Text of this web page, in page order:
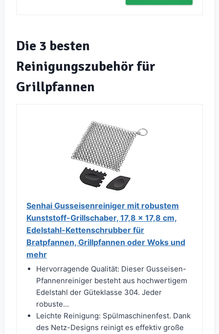
Die 3 besten
Reinigungszubehör für
Grillpfannen
Senhai Gusseisenreiniger mit robustem
Kunststoff-Grillschaber, 17,8 x 17,8 cm,
Edelstahl-Kettenschrubber für
Bratpfannen, Grillpfannen oder Woks und
mehr
Hervorragende Qualität: Dieser Gusseisen-
Pfannenreiniger besteht aus hochwertigem
Edelstahl der Güteklasse 304. Jeder
robuste...
Leichte Reinigung: Spülmaschinenfest. Dank
des Netz-Designs reinigt es effektiv große